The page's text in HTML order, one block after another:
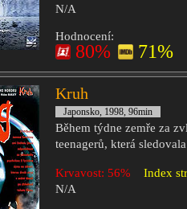
N/A
Hodnocení:
80% 71%
Kruh
Japonsko, 1998, 96min
Během týdne zemře za
teenagerů, která
Krvavost: 56% Index
N/A